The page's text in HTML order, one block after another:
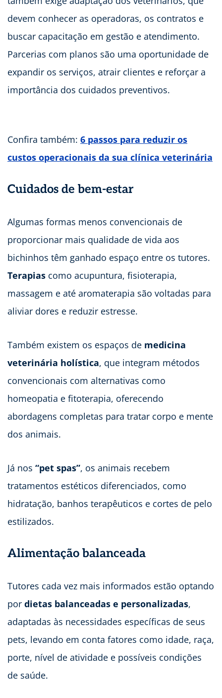
devem conhecer as operadoras, os contratos e
buscar capacitação em gestão e atendimento.
Parcerias com planos são uma oportunidade de
expandir os serviços, atrair clientes e reforçar a
importância dos cuidados preventivos.
Confira também: 6 passos para reduzir os
custos operacionais da sua clínica veterinária
Cuidados de bem-estar
Algumas formas menos convencionais de
proporcionar mais qualidade de vida aos
bichinhos têm ganhado espaço entre os tutores.
Terapias como acupuntura, fisioterapia,
massagem e até aromaterapia são voltadas para
aliviar dores e reduzir estresse.
Também existem os espaços de medicina
veterinária holística, que integram métodos
convencionais com alternativas como
homeopatia e fitoterapia, oferecendo
abordagens completas para tratar corpo e mente
dos animais.
Já nos “pet spas”, os animais recebem
tratamentos estéticos diferenciados, como
hidratação, banhos terapêuticos e cortes de pelo
estilizados.
Alimentação balanceada
Tutores cada vez mais informados estão optando
por dietas balanceadas e personalizadas,
adaptadas às necessidades específicas de seus
pets, levando em conta fatores como idade, raça,
porte, nível de atividade e possíveis condições
de saúde.